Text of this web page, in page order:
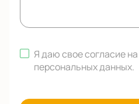
Я даю свое согласие на
персональных данных.